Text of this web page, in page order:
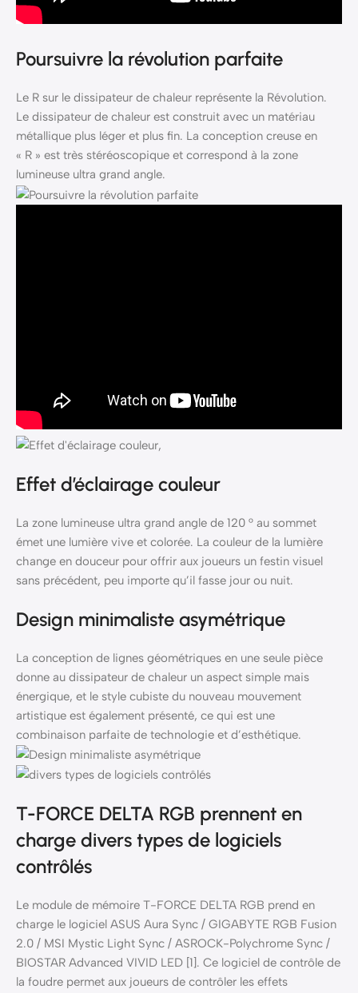
Poursuivre la révolution parfaite
Le R sur le dissipateur de chaleur représente la Révolution.
Le dissipateur de chaleur est construit avec un matériau
métallique plus léger et plus fin. La conception creuse en
« R » est très stéréoscopique et correspond à la zone
lumineuse ultra grand angle.
Effet d’éclairage couleur
La zone lumineuse ultra grand angle de 120 ° au sommet
émet une lumière vive et colorée. La couleur de la lumière
change en douceur pour offrir aux joueurs un festin visuel
sans précédent, peu importe qu’il fasse jour ou nuit.
Design minimaliste asymétrique
La conception de lignes géométriques en une seule pièce
donne au dissipateur de chaleur un aspect simple mais
énergique, et le style cubiste du nouveau mouvement
artistique est également présenté, ce qui est une
combinaison parfaite de technologie et d’esthétique.
T-FORCE DELTA RGB prennent en
charge divers types de logiciels
contrôlés
Le module de mémoire T-FORCE DELTA RGB prend en
charge le logiciel ASUS Aura Sync / GIGABYTE RGB Fusion
2.0 / MSI Mystic Light Sync / ASROCK-Polychrome Sync /
BIOSTAR Advanced VIVID LED [1]. Ce logiciel de contrôle de
la foudre permet aux joueurs de contrôler les effets